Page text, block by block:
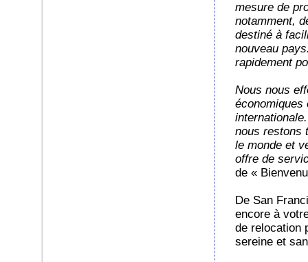
mesure de
notamment,
destiné à
nouveau
rapidement
Nous nous
économiques
nous restons
le monde et
offre de
de «
De San
encore à
de relocation
sereine et